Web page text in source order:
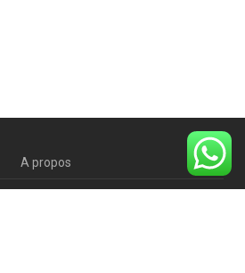
A propos